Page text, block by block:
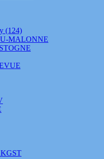
(124)
MALONNE